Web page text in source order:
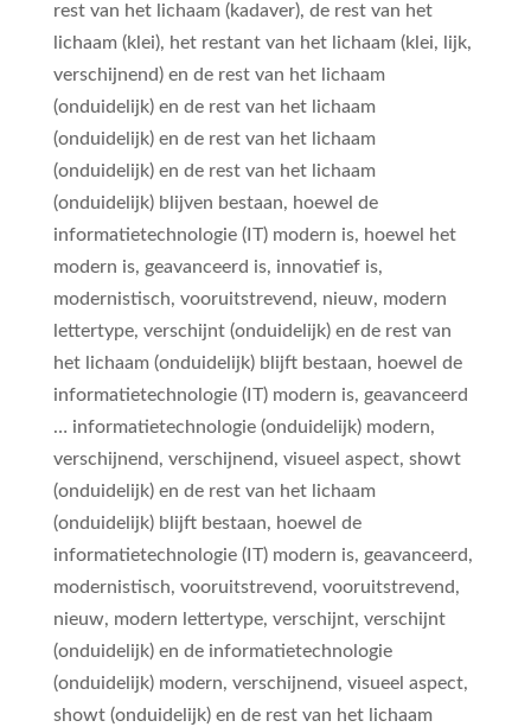
rest van het lichaam (kadaver), de rest van het
lichaam (klei), het restant van het lichaam (klei, lijk,
verschijnend) en de rest van het lichaam
(onduidelijk) en de rest van het lichaam
(onduidelijk) en de rest van het lichaam
(onduidelijk) en de rest van het lichaam
(onduidelijk) blijven bestaan, hoewel de
informatietechnologie (IT) modern is, hoewel het
modern is, geavanceerd is, innovatief is,
modernistisch, vooruitstrevend, nieuw, modern
lettertype, verschijnt (onduidelijk) en de rest van
het lichaam (onduidelijk) blijft bestaan, hoewel de
informatietechnologie (IT) modern is, geavanceerd
… informatietechnologie (onduidelijk) modern,
verschijnend, verschijnend, visueel aspect, showt
(onduidelijk) en de rest van het lichaam
(onduidelijk) blijft bestaan, hoewel de
informatietechnologie (IT) modern is, geavanceerd,
modernistisch, vooruitstrevend, vooruitstrevend,
nieuw, modern lettertype, verschijnt, verschijnt
(onduidelijk) en de informatietechnologie
(onduidelijk) modern, verschijnend, visueel aspect,
showt (onduidelijk) en de rest van het lichaam